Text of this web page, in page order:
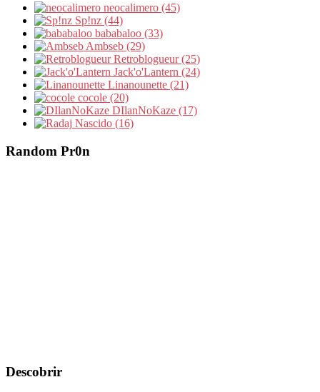
neocalimero (45)
Sp!nz (44)
bababaloo (33)
Ambseb (29)
Retroblogueur (25)
Jack'o'Lantern (24)
Linanounette (21)
cocole (20)
DIlanNoKaze (17)
Nascido (16)
Random Pr0n
Descobrir